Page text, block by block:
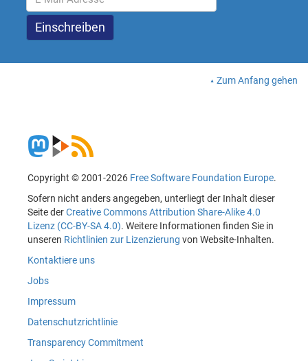
Zum Anfang gehen
Copyright © 2001-2026 Free Software Foundation Europe.
Sofern nicht anders angegeben, unterliegt der Inhalt dieser
Seite derCreative Commons Attribution Share-Alike 4.0
Lizenz (CC-BY-SA 4.0). Weitere Informationen finden Sie in
unseren Richtlinien zur Lizenzierung von Website-Inhalten.
Kontaktiere uns
Jobs
Impressum
Datenschutzrichtlinie
Transparency Commitment